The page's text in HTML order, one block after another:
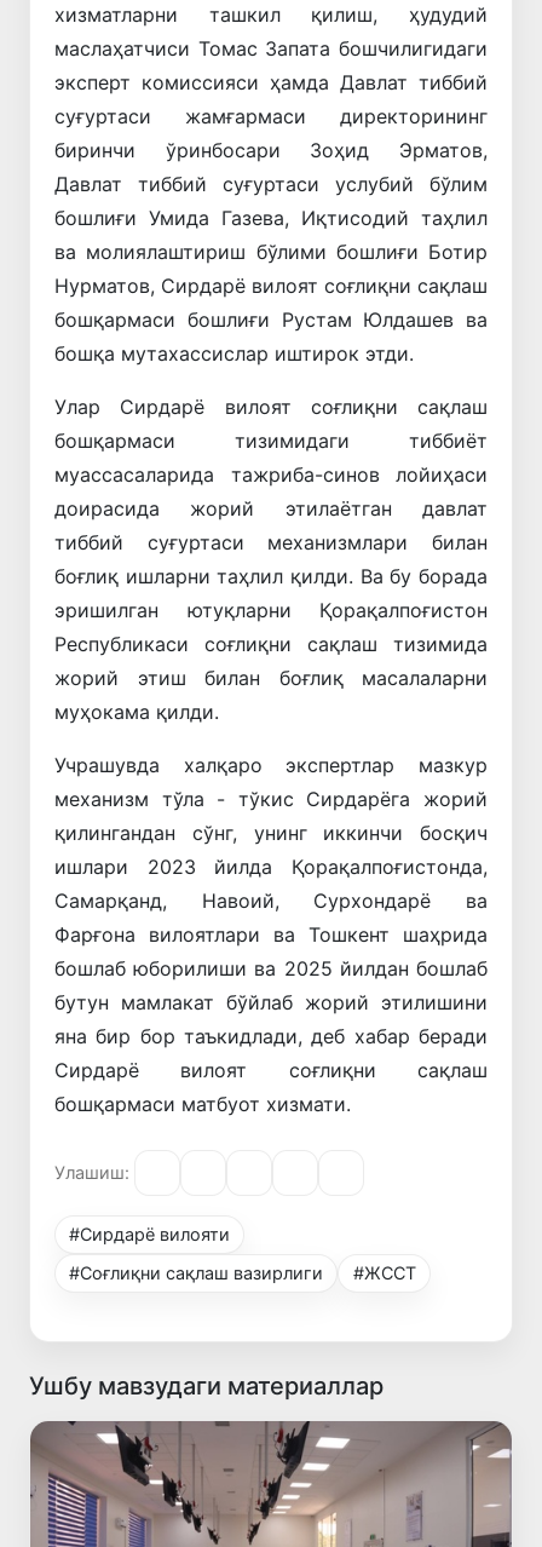
хизматларни ташкил қилиш, ҳудудий
маслаҳатчиси Томас Запата бошчилигидаги
эксперт комиссияси ҳамда Давлат тиббий
суғуртаси жамғармаси директорининг
биринчи ўринбосари Зоҳид Эрматов,
Давлат тиббий суғуртаси услубий бўлим
бошлиғи Умида Газева, Иқтисодий таҳлил
ва молиялаштириш бўлими бошлиғи Ботир
Нурматов, Сирдарё вилоят соғлиқни сақлаш
бошқармаси бошлиғи Рустам Юлдашев ва
бошқа мутахассислар иштирок этди.
Улар Сирдарё вилоят соғлиқни сақлаш
бошқармаси тизимидаги тиббиёт
муассасаларида тажриба-синов лойиҳаси
доирасида жорий этилаётган давлат
тиббий суғуртаси механизмлари билан
боғлиқ ишларни таҳлил қилди. Ва бу борада
эришилган ютуқларни Қорақалпоғистон
Республикаси соғлиқни сақлаш тизимида
жорий этиш билан боғлиқ масалаларни
муҳокама қилди.
Учрашувда халқаро экспертлар мазкур
механизм тўла - тўкис Сирдарёга жорий
қилингандан сўнг, унинг иккинчи босқич
ишлари 2023 йилда Қорақалпоғистонда,
Самарқанд, Навоий, Сурхондарё ва
Фарғона вилоятлари ва Тошкент шаҳрида
бошлаб юборилиши ва 2025 йилдан бошлаб
бутун мамлакат бўйлаб жорий этилишини
яна бир бор таъкидлади, деб хабар беради
Сирдарё вилоят соғлиқни сақлаш
бошқармаси матбуот хизмати.
Улашиш:
#Сирдарё вилояти
#Соғлиқни сақлаш вазирлиги
#ЖССТ
Ушбу мавзудаги материаллар